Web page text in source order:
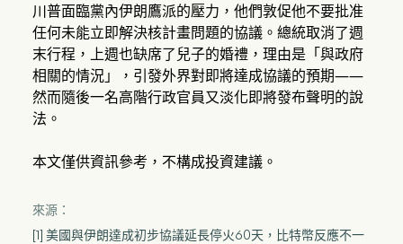
川普面臨黨內伊朗鷹派的壓力，他們敦促他不要批准
任何未能立即解決核計畫問題的協議。總統取消了週
末行程，上週也缺席了兒子的婚禮，理由是「與政府
相關的情況」，引發外界對即將達成協議的預期——
然而隨後一名高階行政官員又淡化即將發布聲明的說
法。
本文僅供資訊參考，不構成投資建議。
來源：
[1] 美國與伊朗達成初步協議延長停火60天，比特幣反應不一